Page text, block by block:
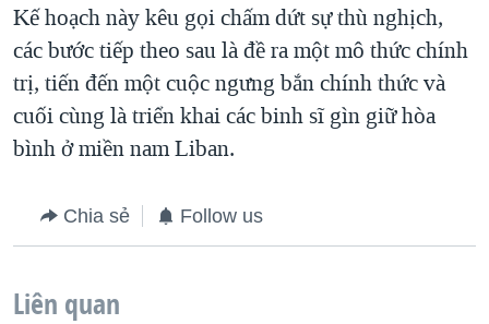
Kế hoạch này kêu gọi chấm dứt sự thù nghịch,
các bước tiếp theo sau là đề ra một mô thức chính
trị, tiến đến một cuộc ngưng bắn chính thức và
cuối cùng là triển khai các binh sĩ gìn giữ hòa
bình ở miền nam Liban.
Chia sẻ Follow us
Liên quan